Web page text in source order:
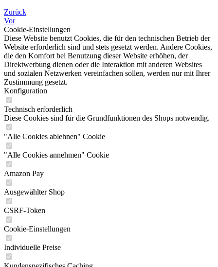
Zurück
Vor
Cookie-Einstellungen
Diese Website benutzt Cookies, die für den technischen Betrieb der
Website erforderlich sind und stets gesetzt werden. Andere Cookies,
die den Komfort bei Benutzung dieser Website erhöhen, der
Direktwerbung dienen oder die Interaktion mit anderen Websites
und sozialen Netzwerken vereinfachen sollen, werden nur mit Ihrer
Zustimmung gesetzt.
Konfiguration
Technisch erforderlich
Diese Cookies sind für die Grundfunktionen des Shops notwendig.
"Alle Cookies ablehnen" Cookie
"Alle Cookies annehmen" Cookie
Amazon Pay
Ausgewählter Shop
CSRF-Token
Cookie-Einstellungen
Individuelle Preise